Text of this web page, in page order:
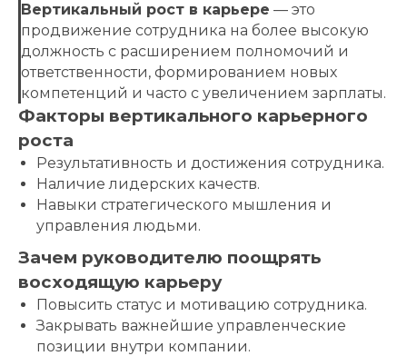
Вертикальный рост в карьере — это
продвижение сотрудника на более высокую
должность с расширением полномочий и
ответственности, формированием новых
компетенций и часто с увеличением зарплаты.
Факторы вертикального карьерного
роста
Результативность и достижения сотрудника.
Наличие лидерских качеств.
Навыки стратегического мышления и
управления людьми.
Зачем руководителю поощрять
восходящую карьеру
Повысить статус и мотивацию сотрудника.
Закрывать важнейшие управленческие
позиции внутри компании.